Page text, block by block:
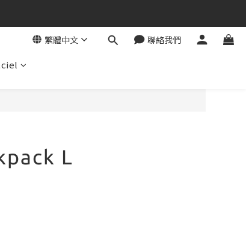
繁體中文 聯絡我們
L